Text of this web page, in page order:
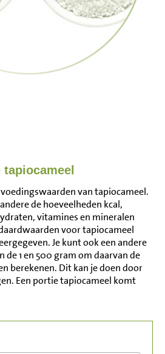
van tapiocameel.
de hoeveelheden kcal,
vitamines en mineralen
voor tapiocameel
Je kunt ook een andere
de 1 en 500 gram om daarvan de
berekenen. Dit kan je doen door
Een portie tapiocameel komt